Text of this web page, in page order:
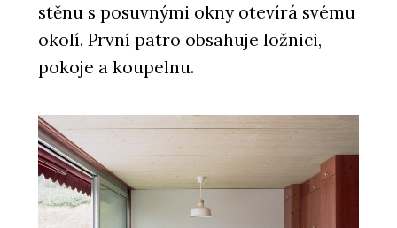
stěnu s posuvnými okny otevírá svému
okolí. První patro obsahuje ložnici,
pokoje a koupelnu.